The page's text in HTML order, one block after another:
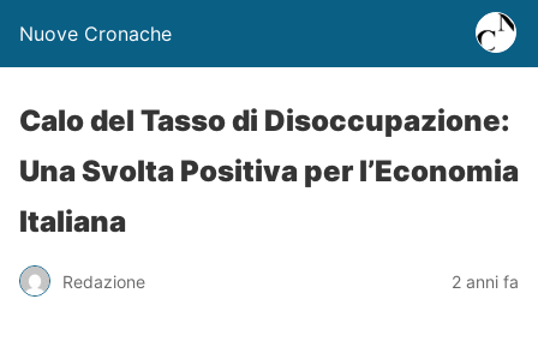
Nuove Cronache
Calo del Tasso di Disoccupazione:
Una Svolta Positiva per l’Economia
Italiana
Redazione 2 anni fa